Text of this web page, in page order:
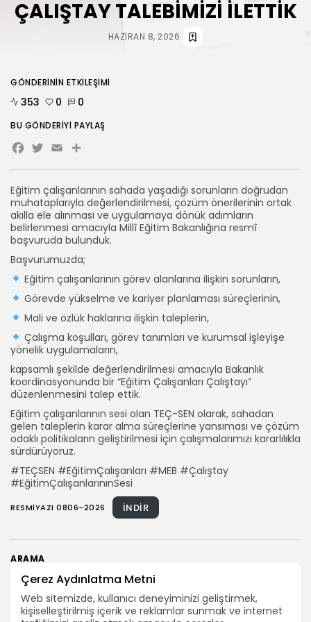
Çerez Aydınlatma Metni
Web sitemizde, kullanıcı deneyiminizi geliştirmek,
kişiselleştirilmiş içerik ve reklamlar sunmak ve internet
HABERLER
ANKARA 2. NOLU ŞUBESİ 1.
ÇALIŞTAY TALEBİMİZİ İLETTİK
HAZIRAN 8, 2026
ARAMA
BIZI TAKIP EDIN
Eğitim çalışanlarının sahada yaşadığı sorunların doğrudan
muhataplarıyla değerlendirilmesi, çözüm önerilerinin ortak
akılla ele alınması ve uygulamaya dönük adımların
belirlenmesi amacıyla Millî Eğitim Bakanlığına resmî
başvuruda bulunduk.
Başvurumuzda;
Eğitim çalışanlarının görev alanlarına ilişkin sorunların,
Görevde yükselme ve kariyer planlaması süreçlerinin,
Mali ve özlük haklarına ilişkin taleplerin,
Çalışma koşulları, görev tanımları ve kurumsal işleyişe
yönelik uygulamaların,
kapsamlı şekilde değerlendirilmesi amacıyla Bakanlık
koordinasyonunda bir “Eğitim Çalışanları Çalıştayı”
düzenlenmesini talep ettik.
Eğitim çalışanlarının sesi olan TEÇ-SEN olarak, sahadan
gelen taleplerin karar alma süreçlerine yansıması ve çözüm
odaklı politikaların geliştirilmesi için çalışmalarımızı kararlılıkla
sürdürüyoruz.
#TEÇSEN #EğitimÇalışanları #MEB #Çalıştay
#EğitimÇalışanlarınınSesi
RESMIYAZI 0806-2026 İNDIR
GÖNDERININ ETKILEŞIMI
353 0 0
BU GÖNDERIYI PAYLAŞ
Facebook
Twitter
EmailShare